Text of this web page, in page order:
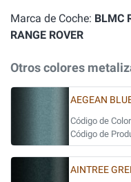
Marca de Coche: BLMC
RANGE ROVER
Otros colores
AEGEAN
Código de
Código de
AINTREE